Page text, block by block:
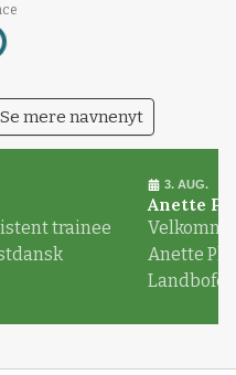
Se mere navnenyt
trainee
3. AUG.
Anette
Anette